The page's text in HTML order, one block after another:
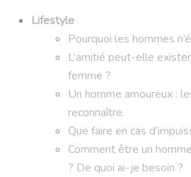
Lifestyle
Pourquoi les hommes
L’amitié peut-elle
femme ?
Un homme amoureux :
reconnaître.
Que faire en cas
Comment être un
? De quoi ai-je besoin ?